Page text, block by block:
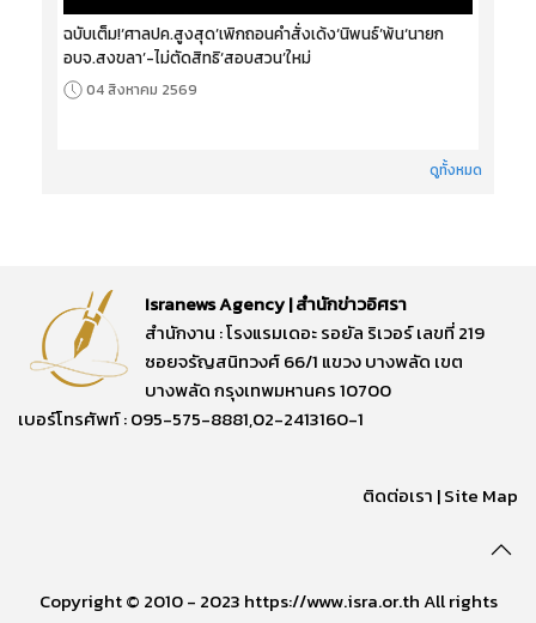
ฉบับเต็ม!‘ศาลปค.สูงสุด’เพิกถอนคำสั่งเด้ง‘นิพนธ์’พ้น‘นายก
อบจ.สงขลา’-ไม่ตัดสิทธิ‘สอบสวน’ใหม่
04 สิงหาคม 2569
ดูทั้งหมด
Isranews Agency | สำนักข่าวอิศรา
สำนักงาน : โรงแรมเดอะ รอยัล ริเวอร์ เลขที่ 219
ซอยจรัญสนิทวงศ์ 66/1 แขวง บางพลัด เขต
บางพลัด กรุงเทพมหานคร 10700
เบอร์โทรศัพท์ : 095-575-8881,02-2413160-1
ติดต่อเรา |Site Map
Copyright © 2010 - 2023 https://www.isra.or.th All rights